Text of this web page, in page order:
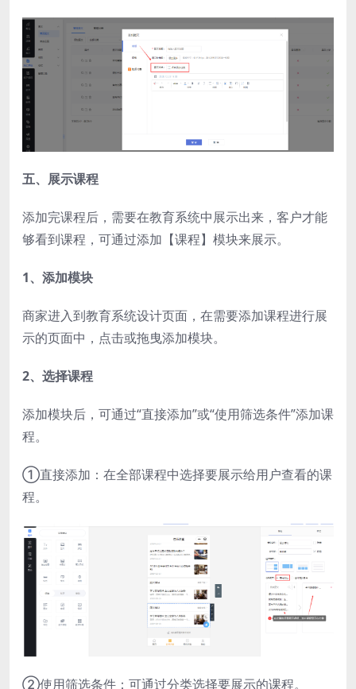
五、展示课程
添加完课程后，需要在教育系统中展示出来，客户才能
够看到课程，可通过添加【课程】模块来展示。
1、添加模块
商家进入到教育系统设计页面，在需要添加课程进行展
示的页面中，点击或拖曳添加模块。
2、选择课程
添加模块后，可通过“直接添加”或“使用筛选条件”添加课
程。
①直接添加：在全部课程中选择要展示给用户查看的课
程。
②使用筛选条件：可通过分类选择要展示的课程。